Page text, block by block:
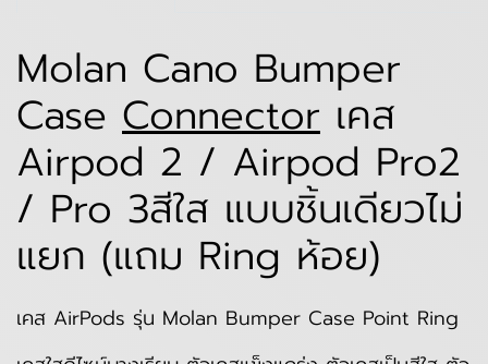
Molan Cano Bumper
Case Connector เคส
Airpod 2 / Airpod Pro2
/ Pro 3สีใส แบบชิ้นเดียวไม่
แยก (แถม Ring ห้อย)
เคส AirPods รุ่น Molan Bumper Case Point Ring